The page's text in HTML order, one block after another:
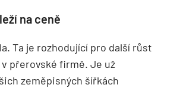
na ceně
Ta je rozhodující pro další růst
přerovské firmě. Je už
zeměpisných šířkách